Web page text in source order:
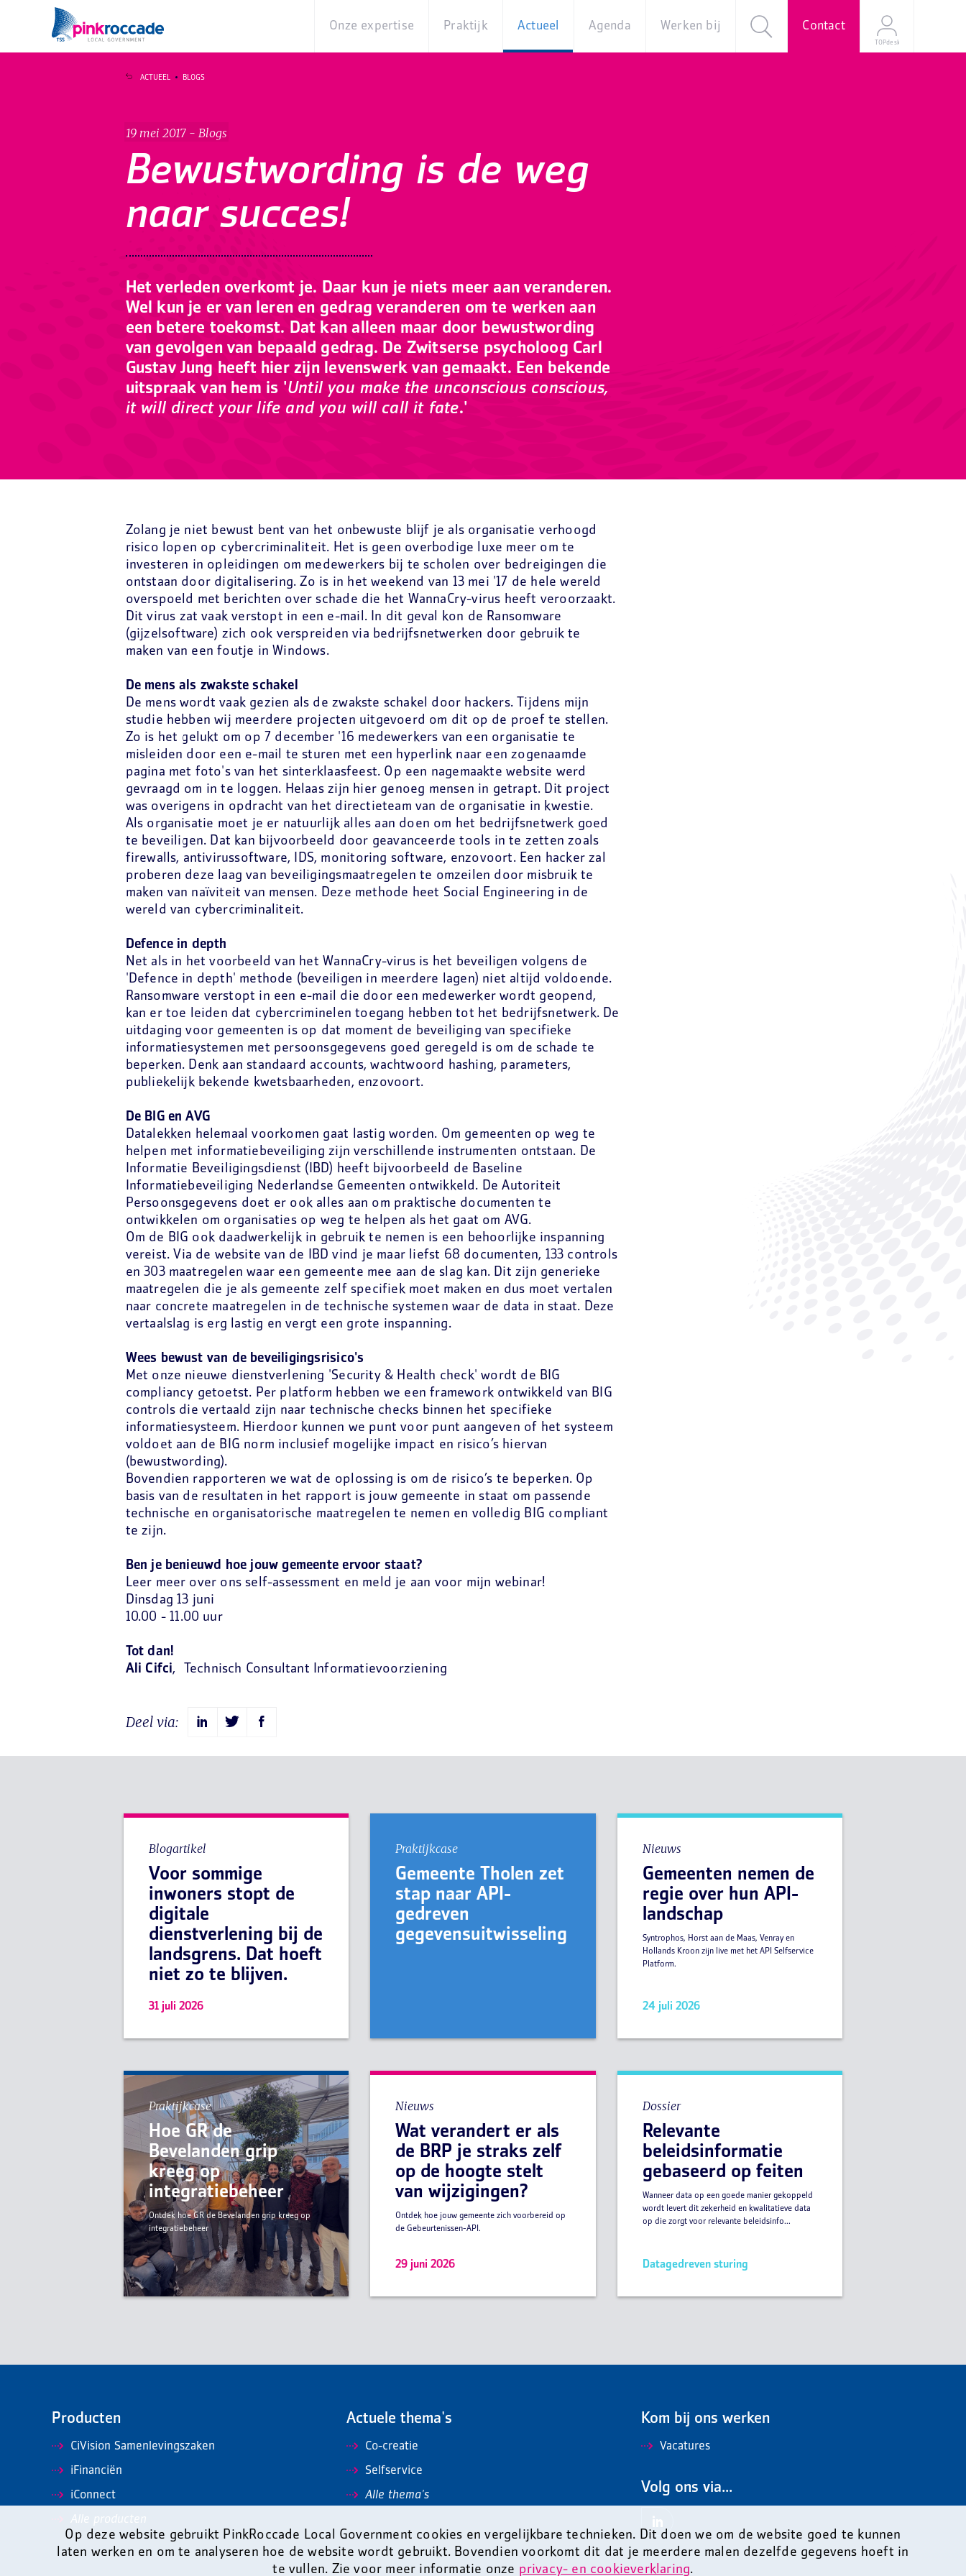
Onze expertise
Thema's
Praktijk
Best
Practices
iBurgerzaken
Actueel Agenda Werken bij Contact
TOPdesk
19 mei 2017 - Blogs
Bewustwording is de weg
naar succes!
Het verleden overkomt je. Daar kun je niets meer aan veranderen.
Wel kun je er van leren en gedrag veranderen om te werken aan
een betere toekomst. Dat kan alleen maar door bewustwording
van gevolgen van bepaald gedrag. De Zwitserse psycholoog Carl
Gustav Jung heeft hier zijn levenswerk van gemaakt. Een bekende
uitspraak van hem is 'Until you make the unconscious conscious,
it will direct your life and you will call it fate.'
ACTUEEL BLOGS
Zolang je niet bewust bent van het onbewuste blijf je als organisatie verhoogd
risico lopen op cybercriminaliteit. Het is geen overbodige luxe meer om te
investeren in opleidingen om medewerkers bij te scholen over bedreigingen die
ontstaan door digitalisering. Zo is in het weekend van 13 mei '17 de hele wereld
overspoeld met berichten over schade die het WannaCry-virus heeft veroorzaakt.
Dit virus zat vaak verstopt in een e-mail. In dit geval kon de Ransomware
(gijzelsoftware) zich ook verspreiden via bedrijfsnetwerken door gebruik te
maken van een foutje in Windows.
De mens als zwakste schakel
De mens wordt vaak gezien als de zwakste schakel door hackers. Tijdens mijn
studie hebben wij meerdere projecten uitgevoerd om dit op de proef te stellen.
Zo is het gelukt om op 7 december '16 medewerkers van een organisatie te
misleiden door een e-mail te sturen met een hyperlink naar een zogenaamde
pagina met foto's van het sinterklaasfeest. Op een nagemaakte website werd
gevraagd om in te loggen. Helaas zijn hier genoeg mensen in getrapt. Dit project
was overigens in opdracht van het directieteam van de organisatie in kwestie.
Als organisatie moet je er natuurlijk alles aan doen om het bedrijfsnetwerk goed
te beveiligen. Dat kan bijvoorbeeld door geavanceerde tools in te zetten zoals
firewalls, antivirussoftware, IDS, monitoring software, enzovoort. Een hacker zal
proberen deze laag van beveiligingsmaatregelen te omzeilen door misbruik te
maken van naïviteit van mensen. Deze methode heet Social Engineering in de
wereld van cybercriminaliteit.
Defence in depth
Net als in het voorbeeld van het WannaCry-virus is het beveiligen volgens de
'Defence in depth' methode (beveiligen in meerdere lagen) niet altijd voldoende.
Ransomware verstopt in een e-mail die door een medewerker wordt geopend,
kan er toe leiden dat cybercriminelen toegang hebben tot het bedrijfsnetwerk. De
uitdaging voor gemeenten is op dat moment de beveiliging van specifieke
informatiesystemen met persoonsgegevens goed geregeld is om de schade te
beperken. Denk aan standaard accounts, wachtwoord hashing, parameters,
publiekelijk bekende kwetsbaarheden, enzovoort.
De BIG en AVG
Datalekken helemaal voorkomen gaat lastig worden. Om gemeenten op weg te
helpen met informatiebeveiliging zijn verschillende instrumenten ontstaan. De
Informatie Beveiligingsdienst (IBD) heeft bijvoorbeeld de Baseline
Informatiebeveiliging Nederlandse Gemeenten ontwikkeld. De Autoriteit
Persoonsgegevens doet er ook alles aan om praktische documenten te
ontwikkelen om organisaties op weg te helpen als het gaat om AVG.
Om de BIG ook daadwerkelijk in gebruik te nemen is een behoorlijke inspanning
vereist. Via de website van de IBD vind je maar liefst 68 documenten, 133 controls
en 303 maatregelen waar een gemeente mee aan de slag kan. Dit zijn generieke
maatregelen die je als gemeente zelf specifiek moet maken en dus moet vertalen
naar concrete maatregelen in de technische systemen waar de data in staat. Deze
vertaalslag is erg lastig en vergt een grote inspanning.
Wees bewust van de beveiligingsrisico's
Met onze nieuwe dienstverlening 'Security & Health check' wordt de BIG
compliancy getoetst. Per platform hebben we een framework ontwikkeld van BIG
controls die vertaald zijn naar technische checks binnen het specifieke
informatiesysteem. Hierdoor kunnen we punt voor punt aangeven of het systeem
voldoet aan de BIG norm inclusief mogelijke impact en risico’s hiervan
(bewustwording).
Bovendien rapporteren we wat de oplossing is om de risico’s te beperken. Op
basis van de resultaten in het rapport is jouw gemeente in staat om passende
technische en organisatorische maatregelen te nemen en volledig BIG compliant
te zijn.
Ben je benieuwd hoe jouw gemeente ervoor staat?
Leer meer over ons self-assessment en meld je aan voor mijn webinar!
Dinsdag 13 juni
10.00 - 11.00 uur
Tot dan!
Ali Cifci, Technisch Consultant Informatievoorziening
Deel via:
Blogartikel
Voor sommige
inwoners stopt de
digitale
dienstverlening bij de
landsgrens. Dat hoeft
niet zo te blijven.
31 juli 2026
Praktijkcase
Gemeente Tholen zet
stap naar API-
gedreven
gegevensuitwisseling
Nieuws
Gemeenten nemen de
regie over hun API-
landschap
Syntrophos, Horst aan de Maas, Venray en
Hollands Kroon zijn live met het API Selfservice
Platform.
24 juli 2026
Praktijkcase
Hoe GR de
Bevelanden grip
kreeg op
integratiebeheer
Ontdek hoe GR de Bevelanden grip kreeg op
integratiebeheer
Nieuws
Wat verandert er als
de BRP je straks zelf
op de hoogte stelt
van wijzigingen?
Ontdek hoe jouw gemeente zich voorbereid op
de Gebeurtenissen-API.
29 juni 2026
Dossier
Relevante
beleidsinformatie
gebaseerd op feiten
Wanneer data op een goede manier gekoppeld
wordt levert dit zekerheid en kwalitatieve data
op die zorgt voor relevante beleidsinfo...
Datagedreven sturing
Op deze website gebruikt PinkRoccade Local Government cookies en vergelijkbare technieken. Dit doen we om de website goed te kunnen
laten werken en om te analyseren hoe de website wordt gebruikt. Bovendien voorkomt dit dat je meerdere malen dezelfde gegevens hoeft in
te vullen. Zie voor meer informatie onze privacy- en cookieverklaring.
Producten
CiVision Samenlevingszaken
iFinanciën
iConnect
Alle producten
Actuele thema's
Co-creatie
Selfservice
Alle thema's
Kom bij ons werken
Vacatures
Volg ons via...